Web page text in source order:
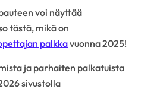
voi näyttää
tästä, mikä on
palkkavuonna 2025!
ja parhaiten palkatuista
sivustolla